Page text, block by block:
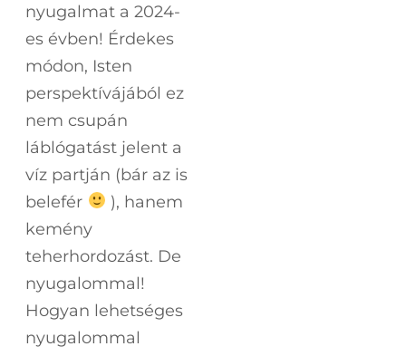
nyugalmat a 2024-
es évben! Érdekes
módon, Isten
perspektívájából ez
nem csupán
láblógatást jelent a
víz partján (bár az is
belefér
), hanem
kemény
teherhordozást. De
nyugalommal!
Hogyan lehetséges
nyugalommal